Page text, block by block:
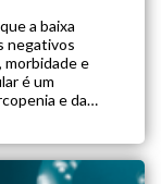
a baixa
negativos
morbidade e
é um
e da